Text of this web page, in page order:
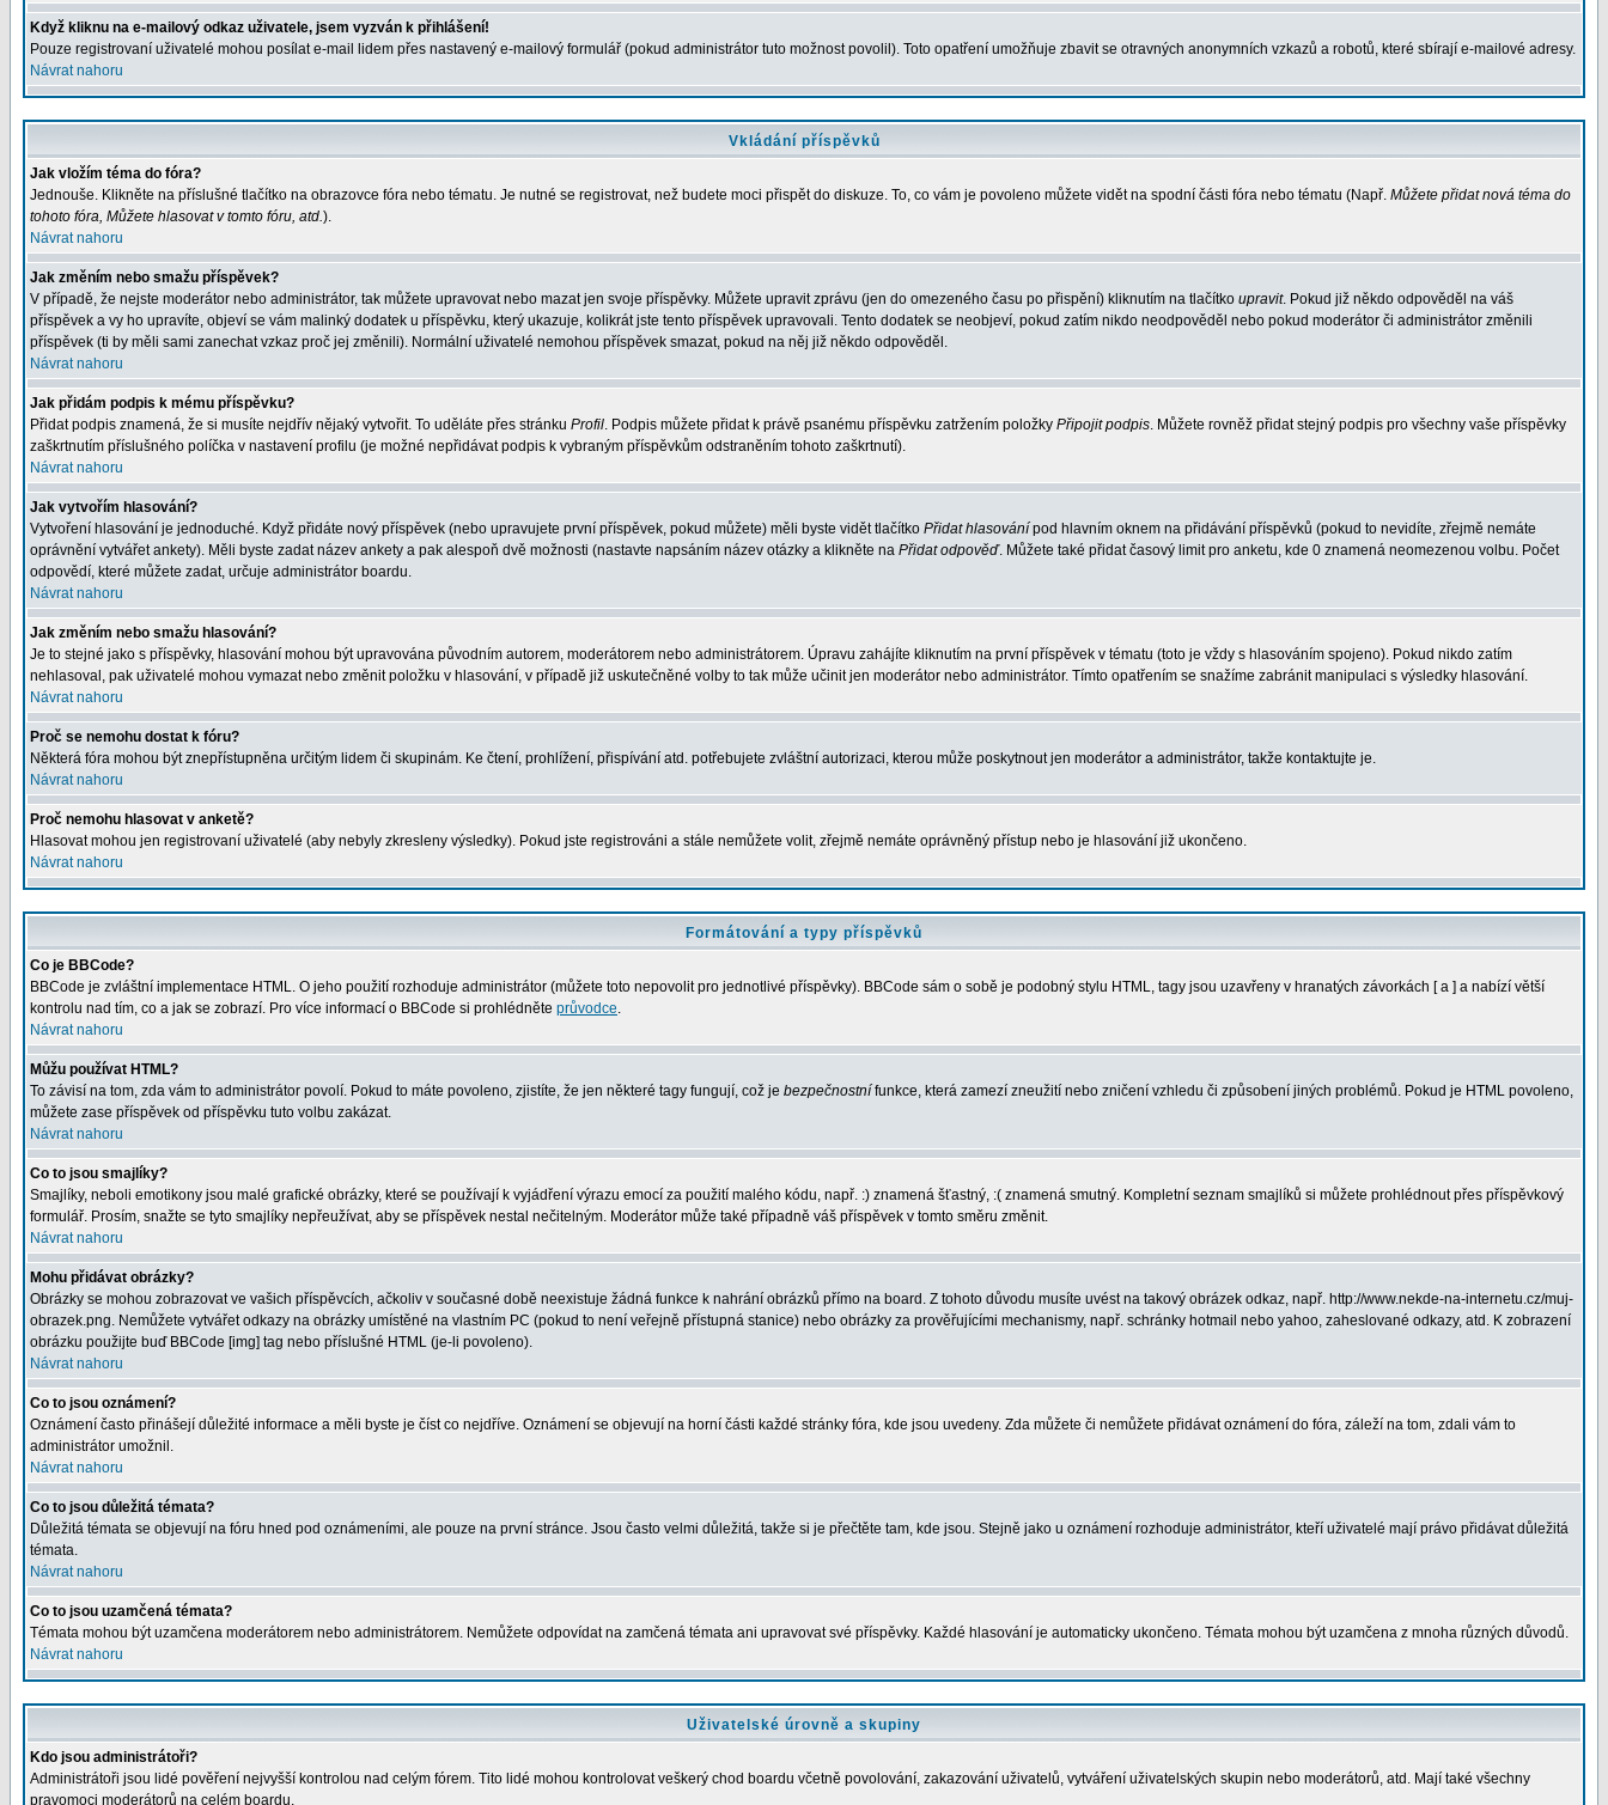
Když kliknu na e-mailový odkaz uživatele, jsem vyzván k přihlášení!
Pouze registrovaní uživatelé mohou posílat e-mail lidem přes nastavený e-mailový formulář (pokud administrátor tuto možnost povolil). Toto opatření umožňuje zbavit se otravných anonymních vzkazů a robotů, které sbírají e-mailové adresy.
Návrat nahoru
Vkládání příspěvků
Jak vložím téma do fóra?
Jednouše. Klikněte na příslušné tlačítko na obrazovce fóra nebo tématu. Je nutné se registrovat, než budete moci přispět do diskuze. To, co vám je povoleno můžete vidět na spodní části fóra nebo tématu (Např. Můžete přidat nová téma do
tohoto fóra, Můžete hlasovat v tomto fóru, atd.).
Návrat nahoru
Jak změním nebo smažu příspěvek?
V případě, že nejste moderátor nebo administrátor, tak můžete upravovat nebo mazat jen svoje příspěvky. Můžete upravit zprávu (jen do omezeného času po přispění) kliknutím na tlačítko upravit. Pokud již někdo odpověděl na váš
příspěvek a vy ho upravíte, objeví se vám malinký dodatek u příspěvku, který ukazuje, kolikrát jste tento příspěvek upravovali. Tento dodatek se neobjeví, pokud zatím nikdo neodpověděl nebo pokud moderátor či administrátor změnili
příspěvek (ti by měli sami zanechat vzkaz proč jej změnili). Normální uživatelé nemohou příspěvek smazat, pokud na něj již někdo odpověděl.
Návrat nahoru
Jak přidám podpis k mému příspěvku?
Přidat podpis znamená, že si musíte nejdřív nějaký vytvořit. To uděláte přes stránku Profil. Podpis můžete přidat k právě psanému příspěvku zatržením položky Připojit podpis. Můžete rovněž přidat stejný podpis pro všechny vaše příspěvky
zaškrtnutím příslušného políčka v nastavení profilu (je možné nepřidávat podpis k vybraným příspěvkům odstraněním tohoto zaškrtnutí).
Návrat nahoru
Jak vytvořím hlasování?
Vytvoření hlasování je jednoduché. Když přidáte nový příspěvek (nebo upravujete první příspěvek, pokud můžete) měli byste vidět tlačítko Přidat hlasování pod hlavním oknem na přidávání příspěvků (pokud to nevidíte, zřejmě nemáte
oprávnění vytvářet ankety). Měli byste zadat název ankety a pak alespoň dvě možnosti (nastavte napsáním název otázky a klikněte na Přidat odpověď. Můžete také přidat časový limit pro anketu, kde 0 znamená neomezenou volbu. Počet
odpovědí, které můžete zadat, určuje administrátor boardu.
Návrat nahoru
Jak změním nebo smažu hlasování?
Je to stejné jako s příspěvky, hlasování mohou být upravována původním autorem, moderátorem nebo administrátorem. Úpravu zahájíte kliknutím na první příspěvek v tématu (toto je vždy s hlasováním spojeno). Pokud nikdo zatím
nehlasoval, pak uživatelé mohou vymazat nebo změnit položku v hlasování, v případě již uskutečněné volby to tak může učinit jen moderátor nebo administrátor. Tímto opatřením se snažíme zabránit manipulaci s výsledky hlasování.
Návrat nahoru
Proč se nemohu dostat k fóru?
Některá fóra mohou být znepřístupněna určitým lidem či skupinám. Ke čtení, prohlížení, přispívání atd. potřebujete zvláštní autorizaci, kterou může poskytnout jen moderátor a administrátor, takže kontaktujte je.
Návrat nahoru
Proč nemohu hlasovat v anketě?
Hlasovat mohou jen registrovaní uživatelé (aby nebyly zkresleny výsledky). Pokud jste registrováni a stále nemůžete volit, zřejmě nemáte oprávněný přístup nebo je hlasování již ukončeno.
Návrat nahoru
Formátování a typy příspěvků
Co je BBCode?
BBCode je zvláštní implementace HTML. O jeho použití rozhoduje administrátor (můžete toto nepovolit pro jednotlivé příspěvky). BBCode sám o sobě je podobný stylu HTML, tagy jsou uzavřeny v hranatých závorkách [ a ] a nabízí větší
kontrolu nad tím, co a jak se zobrazí. Pro více informací o BBCode si prohlédněte průvodce.
Návrat nahoru
Můžu používat HTML?
To závisí na tom, zda vám to administrátor povolí. Pokud to máte povoleno, zjistíte, že jen některé tagy fungují, což je bezpečnostní funkce, která zamezí zneužití nebo zničení vzhledu či způsobení jiných problémů. Pokud je HTML povoleno,
můžete zase příspěvek od příspěvku tuto volbu zakázat.
Návrat nahoru
Co to jsou smajlíky?
Smajlíky, neboli emotikony jsou malé grafické obrázky, které se používají k vyjádření výrazu emocí za použití malého kódu, např. :) znamená šťastný, :( znamená smutný. Kompletní seznam smajlíků si můžete prohlédnout přes příspěvkový
formulář. Prosím, snažte se tyto smajlíky nepřeužívat, aby se příspěvek nestal nečitelným. Moderátor může také případně váš příspěvek v tomto směru změnit.
Návrat nahoru
Mohu přidávat obrázky?
Obrázky se mohou zobrazovat ve vašich příspěvcích, ačkoliv v současné době neexistuje žádná funkce k nahrání obrázků přímo na board. Z tohoto důvodu musíte uvést na takový obrázek odkaz, např. http://www.nekde-na-internetu.cz/muj-
obrazek.png. Nemůžete vytvářet odkazy na obrázky umístěné na vlastním PC (pokud to není veřejně přístupná stanice) nebo obrázky za prověřujícími mechanismy, např. schránky hotmail nebo yahoo, zaheslované odkazy, atd. K zobrazení
obrázku použijte buď BBCode [img] tag nebo příslušné HTML (je-li povoleno).
Návrat nahoru
Co to jsou oznámení?
Oznámení často přinášejí důležité informace a měli byste je číst co nejdříve. Oznámení se objevují na horní části každé stránky fóra, kde jsou uvedeny. Zda můžete či nemůžete přidávat oznámení do fóra, záleží na tom, zdali vám to
administrátor umožnil.
Návrat nahoru
Co to jsou důležitá témata?
Důležitá témata se objevují na fóru hned pod oznámeními, ale pouze na první stránce. Jsou často velmi důležitá, takže si je přečtěte tam, kde jsou. Stejně jako u oznámení rozhoduje administrátor, kteří uživatelé mají právo přidávat důležitá
témata.
Návrat nahoru
Co to jsou uzamčená témata?
Témata mohou být uzamčena moderátorem nebo administrátorem. Nemůžete odpovídat na zamčená témata ani upravovat své příspěvky. Každé hlasování je automaticky ukončeno. Témata mohou být uzamčena z mnoha různých důvodů.
Návrat nahoru
Uživatelské úrovně a skupiny
Kdo jsou administrátoři?
Administrátoři jsou lidé pověření nejvyšší kontrolou nad celým fórem. Tito lidé mohou kontrolovat veškerý chod boardu včetně povolování, zakazování uživatelů, vytváření uživatelských skupin nebo moderátorů, atd. Mají také všechny
pravomoci moderátorů na celém boardu.